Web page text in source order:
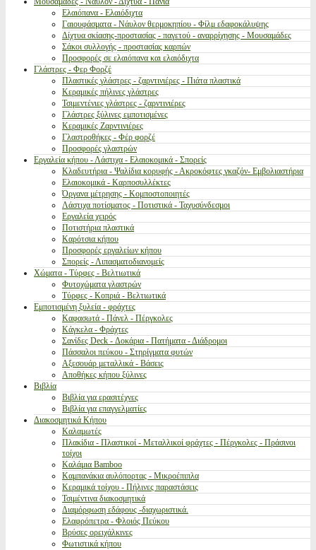
Ελαιόπανα - Ελαιόδιχτα
Γαιουφάσματα - Νάυλον θερμοκηπίου - Φίλμ εδαφοκάλυψης
Δίχτυα σκίασης-προστασίας - παγετού - αναρρίχησης - Μουσαμάδες
Σάκοι συλλογής - προστασίας καρπών
Προσφορές σε ελαιόπανα και ελαιόδιχτα
Γλάστρες - Φερ Φορζέ
Πλαστικές γλάστρες - ζαρντινιέρες - Πιάτα πλαστικά
Κεραμικές πήλινες γλάστρες
Τσιμεντένιες γλάστρες - ζαρντινιέρες
Γλάστρες ξύλινες εμποτισμένες
Κεραμικές Ζαρντινιέρες
Γλαστροθήκες - Φέρ φορζέ
Προσφορές γλαστρών
Εργαλεία κήπου - Λάστιχα - Ελαιοκομικά - Σπορείς
Κλαδευτήρια - Ψαλίδια κορυφής - Ακροκόφτες γκαζόν- Εμβολιαστήρια
Ελαιοκομικά - Καρποσυλλέκτες
Όργανα μέτρησης - Κομποστοποιητές
Λάστιχα ποτίσματος - Ποτιστικά - Ταχυσύνδεσμοι
Εργαλεία χειρός
Ποτιστήρια πλαστικά
Καρότσια κήπου
Προσφορές εργαλείων κήπου
Σπορείς - Λιπασματοδιανομείς
Χώματα - Τύρφες - Βελτιωτικά
Φυτοχώματα γλαστρών
Τύρφες - Κοπριά - Βελτιωτικά
Εμποτισμένη ξυλεία - φράχτες
Καφασωτά - Πάνελ - Πέργκολες
Κάγκελα - Φράχτες
Σανίδες Deck - Δοκάρια - Πατήματα - Διάδρομοι
Πάσσαλοι πεύκου - Στηρίγματα φυτών
Αξεσουάρ μεταλλικά - Βάσεις
Αποθήκες κήπου ξύλινες
Βιβλία
Βιβλία για ερασιτέχνες
Βιβλία για επαγγελματίες
Διακοσμητικά Κήπου
Καλαμωτές
Πλακίδια - Πλαστικοί - Μεταλλικοί φράχτες - Πέργκολες - Πράσινοι
τοίχοι
Καλάμια Bamboo
Καμπανάκια αυλόπορτας - Μικροέπιπλα
Κεραμικά τοίχου - Πήλινες παραστάσεις
Τσιμέντινα διακοσμητικά
Διαμόρφωση εδάφους -διαχωριστικά.
Ελαφρόπετρα - Φλοιός Πεύκου
Βρύσες ορειχάλκινες
Φωτιστικά κήπου